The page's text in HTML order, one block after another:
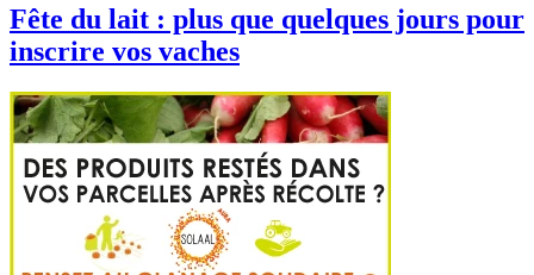
Fête du lait : plus que quelques jours pour
inscrire vos vaches